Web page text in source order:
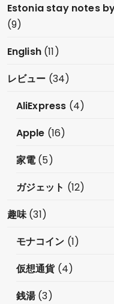
Estonia stay notes
(9)
English(11)
レビュー (34)
AliExpress (4)
Apple (16)
家電(5)
ガジェット (12)
趣味(31)
モナコイン (1)
仮想通貨(4)
銭湯(3)